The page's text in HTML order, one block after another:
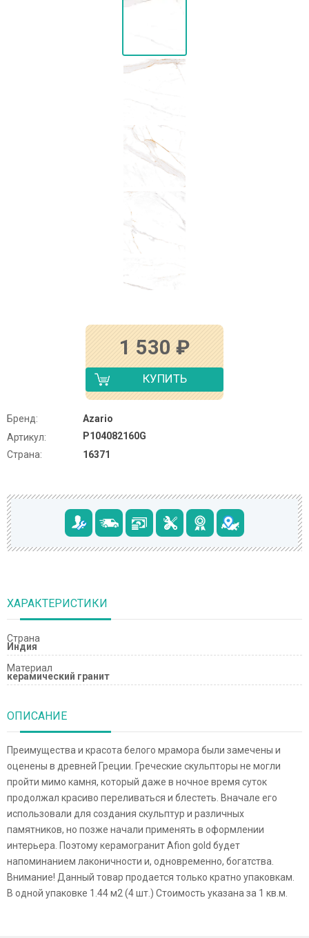
1 530 ₽
КУПИТЬ
Бренд:
Azario
Артикул:
P104082160G
Страна:
16371
ХАРАКТЕРИСТИКИ
Страна
Индия
Материал
керамический гранит
ОПИСАНИЕ
Преимущества и красота белого мрамора были замечены и
оценены в древней Греции. Греческие скульпторы не могли
пройти мимо камня, который даже в ночное время суток
продолжал красиво переливаться и блестеть. Вначале его
использовали для создания скульптур и различных
памятников, но позже начали применять в оформлении
интерьера. Поэтому керамогранит Afion gold будет
напоминанием лаконичности и, одновременно, богатства.
Внимание! Данный товар продается только кратно упаковкам.
В одной упаковке 1.44 м2 (4 шт.) Стоимость указана за 1 кв.м.